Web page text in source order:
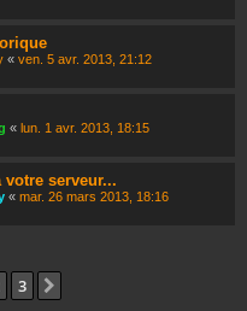
« ven. 5 avr. 2013, 21:12
« lun. 1 avr. 2013, 18:15
votre serveur...
« mar. 26 mars 2013, 18:16
3